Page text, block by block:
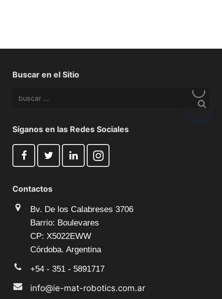
Buscar en el Sitio
Síganos en las Redes Sociales
Contactos
Bv. De los Calabreses 3706
Barrio: Boulevares
CP: X5022EWW
Córdoba. Argentina
+54 - 351 - 5891717
info@ie-mat-robotics.com.ar